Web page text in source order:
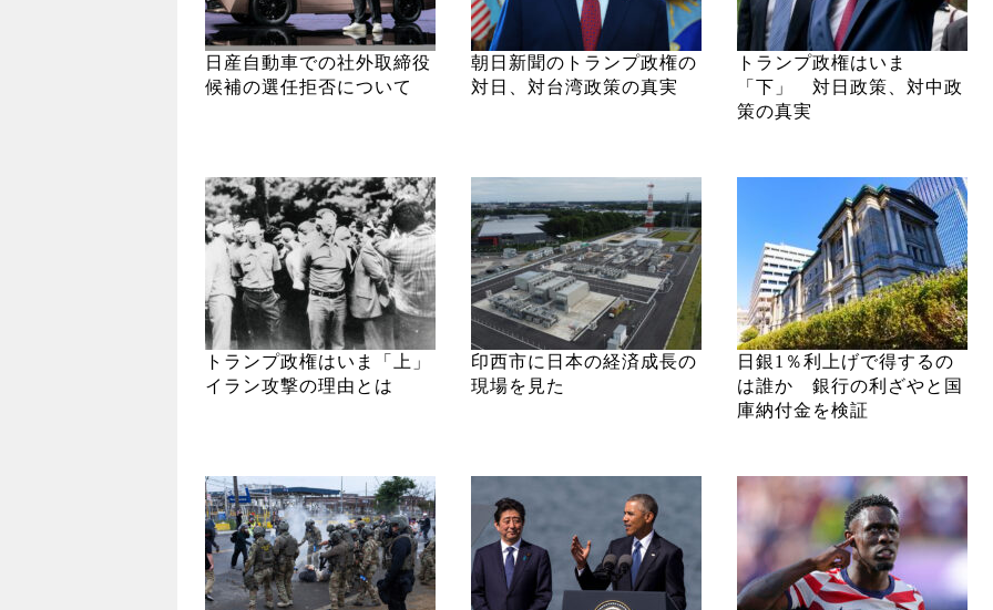
日産自動車での社外取締役
候補の選任拒否について
朝日新聞のトランプ政権の
対日、対台湾政策の真実
トランプ政権はいま
「下」 対日政策、対中政
策の真実
トランプ政権はいま「上」
イラン攻撃の理由とは
印西市に日本の経済成長の
現場を見た
日銀1％利上げで得するの
は誰か 銀行の利ざやと国
庫納付金を検証